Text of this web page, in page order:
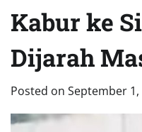
Kabur ke
Dijarah
Posted on September 1,